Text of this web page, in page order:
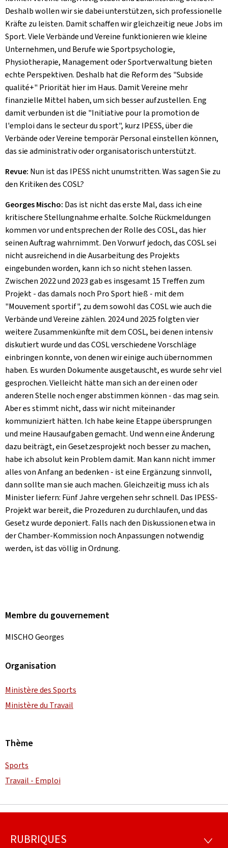
Deshalb wollen wir sie dabei unterstützen, sich professionelle
Kräfte zu leisten. Damit schaffen wir gleichzeitig neue Jobs im
Sport. Viele Verbände und Vereine funktionieren wie kleine
Unternehmen, und Berufe wie Sportpsychologie,
Physiotherapie, Management oder Sportverwaltung bieten
echte Perspektiven. Deshalb hat die Reform des "Subside
qualité+" Priorität hier im Haus. Damit Vereine mehr
finanzielle Mittel haben, um sich besser aufzustellen. Eng
damit verbunden ist die "Initiative pour la promotion de
l'emploi dans le secteur du sport", kurz IPESS, über die
Verbände oder Vereine temporär Personal einstellen können,
das sie administrativ oder organisatorisch unterstützt.
Revue: Nun ist das IPESS nicht unumstritten. Was sagen Sie zu
den Kritiken des COSL?
Georges Mischo: Das ist nicht das erste Mal, dass ich eine
kritischere Stellungnahme erhalte. Solche Rückmeldungen
kommen vor und entsprechen der Rolle des COSL, das hier
seinen Auftrag wahrnimmt. Den Vorwurf jedoch, das COSL sei
nicht ausreichend in die Ausarbeitung des Projekts
eingebunden worden, kann ich so nicht stehen lassen.
Zwischen 2022 und 2023 gab es insgesamt 15 Treffen zum
Projekt - das damals noch Pro Sport hieß - mit dem
"Mouvement sportif", zu dem sowohl das COSL wie auch die
Verbände und Vereine zählen. 2024 und 2025 folgten vier
weitere Zusammenkünfte mit dem COSL, bei denen intensiv
diskutiert wurde und das COSL verschiedene Vorschläge
einbringen konnte, von denen wir einige auch übernommen
haben. Es wurden Dokumente ausgetauscht, es wurde sehr viel
gesprochen. Vielleicht hätte man sich an der einen oder
anderen Stelle noch enger abstimmen können - das mag sein.
Aber es stimmt nicht, dass wir nicht miteinander
kommuniziert hätten. Ich habe keine Etappe übersprungen
und meine Hausaufgaben gemacht. Und wenn eine Änderung
dazu beiträgt, ein Gesetzesprojekt noch besser zu machen,
habe ich absolut kein Problem damit. Man kann nicht immer
alles von Anfang an bedenken - ist eine Ergänzung sinnvoll,
dann sollte man sie auch machen. Gleichzeitig muss ich als
Minister liefern: Fünf Jahre vergehen sehr schnell. Das IPESS-
Projekt war bereit, die Prozeduren zu durchlaufen, und das
Gesetz wurde deponiert. Falls nach den Diskussionen etwa in
der Chamber-Kommission noch Anpassungen notwendig
werden, ist das völlig in Ordnung.
Membre du gouvernement
MISCHO Georges
Organisation
Ministère des Sports
Ministère du Travail
Thème
Sports
Travail - Emploi
Pied
RUBRIQUES